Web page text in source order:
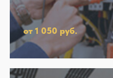
от 1 050 руб.